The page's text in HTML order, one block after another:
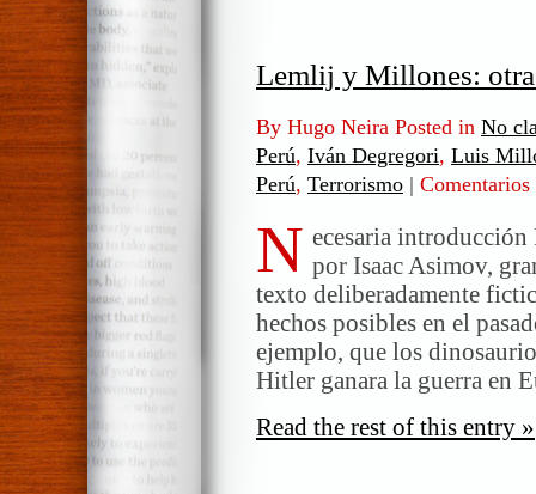
Lemlij y Millones:
By Hugo Neira Posted in No
Perú, Iván Degregori, Luis
Perú, Terrorismo | Comentarios
N ecesaria introducción
por Isaac Asimov,
texto deliberadamente
hechos posibles en el
ejemplo, que los
Hitler ganara la guerra en
Read the rest of this entry »